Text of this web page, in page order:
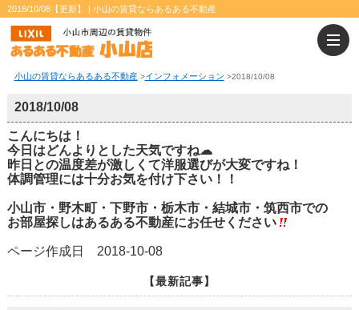
2018/10/08【更新】 | 小山の賃貸ならあるある不動産
小山の賃貸ならあるある不動産>インフォメーション >2018/10/08
2018/10/08
こんにちは！
今日はどんよりとした天気ですね☁
昨日との温度差が激しくて洋服選びが大変ですね！
体調管理には十分お気を付け下さい！！
小山市・野木町・下野市・栃木市・結城市・筑西市での
お部屋探しはあるある不動産にお任せください
ページ作成日 2018-10-08
【最新記事】